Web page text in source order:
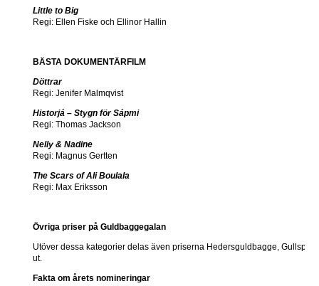
Little to Big
Regi: Ellen Fiske och Ellinor Hallin
BÄSTA DOKUMENTÄRFILM
Döttrar
Regi: Jenifer Malmqvist
Historjá – Stygn för Sápmi
Regi: Thomas Jackson
Nelly & Nadine
Regi: Magnus Gertten
The Scars of Ali Boulala
Regi: Max Eriksson
Övriga priser på Guldbaggegalan
Utöver dessa kategorier delas även priserna Hedersguldbagge,
ut.
Fakta om årets nomineringar